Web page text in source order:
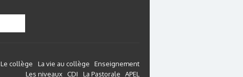
Le collège La vie au collège
Enseignement
Les niveaux CDI La Pastorale APEL